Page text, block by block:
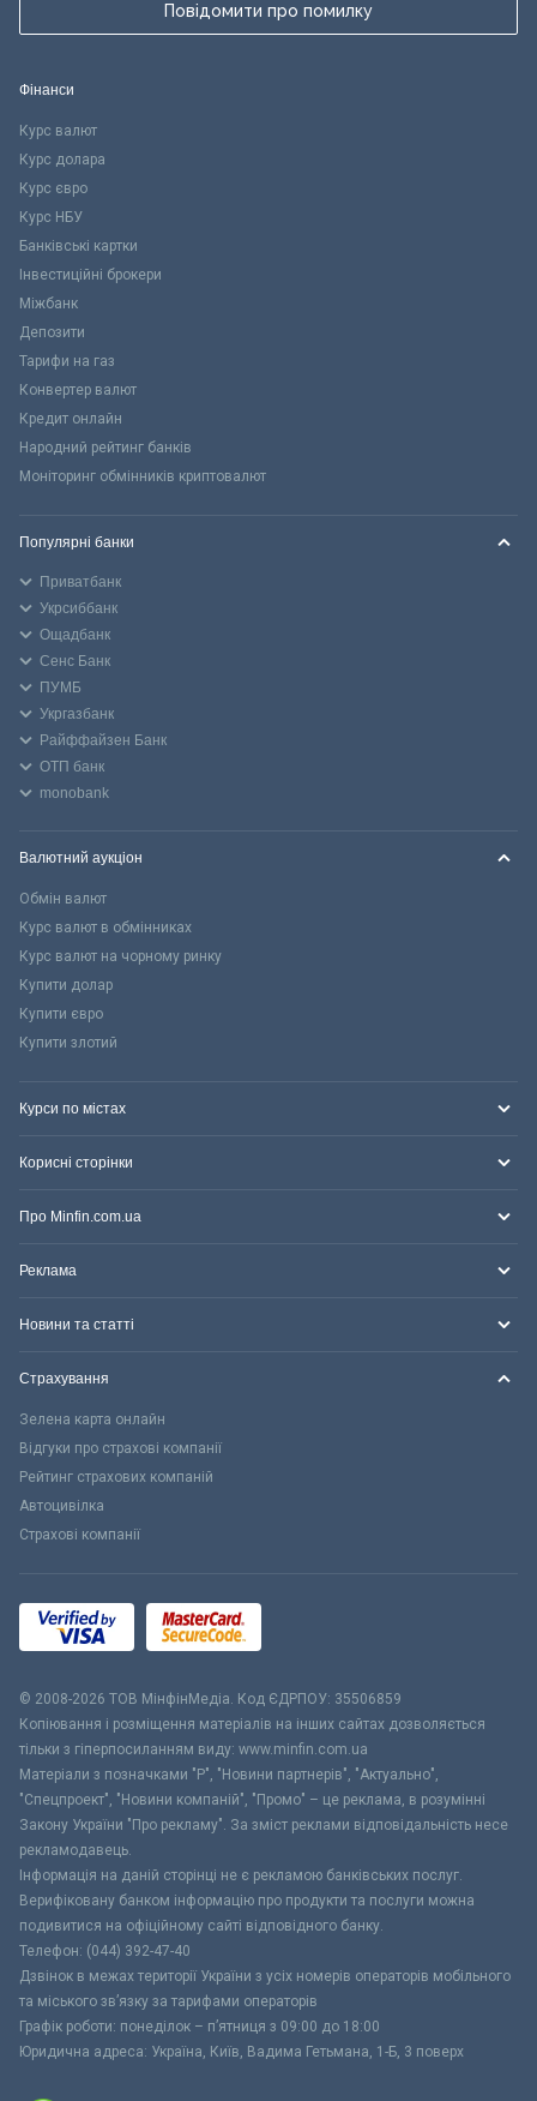
Повідомити про помилку
Фінанси
Курс валют
Курс долара
Курс євро
Курс НБУ
Банківські картки
Інвестиційні брокери
Міжбанк
Депозити
Тарифи на газ
Конвертер валют
Кредит онлайн
Народний рейтинг банків
Моніторинг обмінників криптовалют
Популярні банки
Приватбанк
Укрсиббанк
Ощадбанк
Сенс Банк
ПУМБ
Укргазбанк
Райффайзен Банк
ОТП банк
monobank
Валютний аукціон
Обмін валют
Курс валют в обмінниках
Курс валют на чорному ринку
Купити долар
Купити євро
Купити злотий
Курси по містах
Корисні сторінки
Про Minfin.com.ua
Реклама
Новини та статті
Страхування
Зелена карта онлайн
Відгуки про страхові компанії
Рейтинг страхових компаній
Автоцивілка
Страхові компанії
© 2008-2026 ТОВ МiнфiнМедiа. Код ЄДРПОУ: 35506859
Копіювання і розміщення матеріалів на інших сайтах дозволяється
тільки з гіперпосиланням виду: www.minfin.com.ua
Матеріали з позначками "Р", "Новини партнерів", "Актуально",
"Спецпроект", "Новини компаній", "Промо" – це реклама, в розумінні
Закону України "Про рекламу". За зміст реклами відповідальність несе
рекламодавець.
Інформація на даній сторінці не є рекламою банківських послуг.
Верифіковану банком інформацію про продукти та послуги можна
подивитися на офіційному сайті відповідного банку.
Телефон: (044) 392-47-40
Дзвінок в межах території України з усіх номерів операторів мобільного
та міського зв’язку за тарифами операторів
Графік роботи: понеділок – п’ятниця з 09:00 до 18:00
Юридична адреса: Україна, Київ, Вадима Гетьмана, 1-Б, 3 поверх